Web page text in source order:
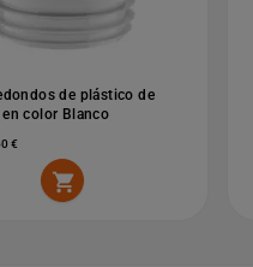
de plástico de
color Blanco
€
